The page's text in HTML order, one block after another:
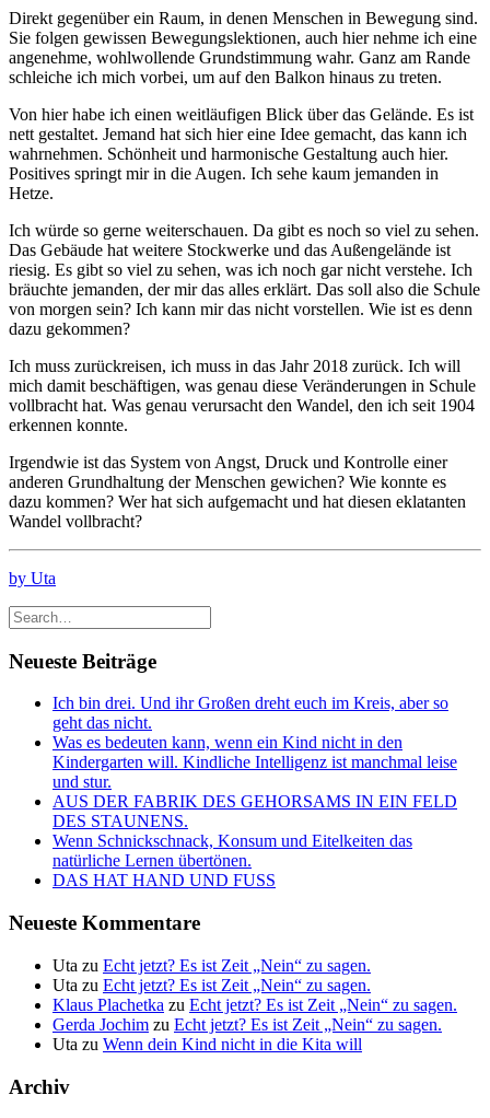
Direkt gegenüber ein Raum, in denen Menschen in Bewegung sind.
Sie folgen gewissen Bewegungslektionen, auch hier nehme ich eine
angenehme, wohlwollende Grundstimmung wahr. Ganz am Rande
schleiche ich mich vorbei, um auf den Balkon hinaus zu treten.
Von hier habe ich einen weitläufigen Blick über das Gelände. Es ist
nett gestaltet. Jemand hat sich hier eine Idee gemacht, das kann ich
wahrnehmen. Schönheit und harmonische Gestaltung auch hier.
Positives springt mir in die Augen. Ich sehe kaum jemanden in
Hetze.
Ich würde so gerne weiterschauen. Da gibt es noch so viel zu sehen.
Das Gebäude hat weitere Stockwerke und das Außengelände ist
riesig. Es gibt so viel zu sehen, was ich noch gar nicht verstehe. Ich
bräuchte jemanden, der mir das alles erklärt. Das soll also die Schule
von morgen sein? Ich kann mir das nicht vorstellen. Wie ist es denn
dazu gekommen?
Ich muss zurückreisen, ich muss in das Jahr 2018 zurück. Ich will
mich damit beschäftigen, was genau diese Veränderungen in Schule
vollbracht hat. Was genau verursacht den Wandel, den ich seit 1904
erkennen konnte.
Irgendwie ist das System von Angst, Druck und Kontrolle einer
anderen Grundhaltung der Menschen gewichen? Wie konnte es
dazu kommen? Wer hat sich aufgemacht und hat diesen eklatanten
Wandel vollbracht?
by Uta
Neueste Beiträge
Ich bin drei. Und ihr Großen dreht euch im Kreis, aber so
geht das nicht.
Was es bedeuten kann, wenn ein Kind nicht in den
Kindergarten will. Kindliche Intelligenz ist manchmal leise
und stur.
AUS DER FABRIK DES GEHORSAMS IN EIN FELD
DES STAUNENS.
Wenn Schnickschnack, Konsum und Eitelkeiten das
natürliche Lernen übertönen.
DAS HAT HAND UND FUSS
Neueste Kommentare
Uta zu Echt jetzt? Es ist Zeit „Nein“ zu sagen.
Uta zu Echt jetzt? Es ist Zeit „Nein“ zu sagen.
Klaus Plachetka zu Echt jetzt? Es ist Zeit „Nein“ zu sagen.
Gerda Jochim zu Echt jetzt? Es ist Zeit „Nein“ zu sagen.
Uta zu Wenn dein Kind nicht in die Kita will
Archiv